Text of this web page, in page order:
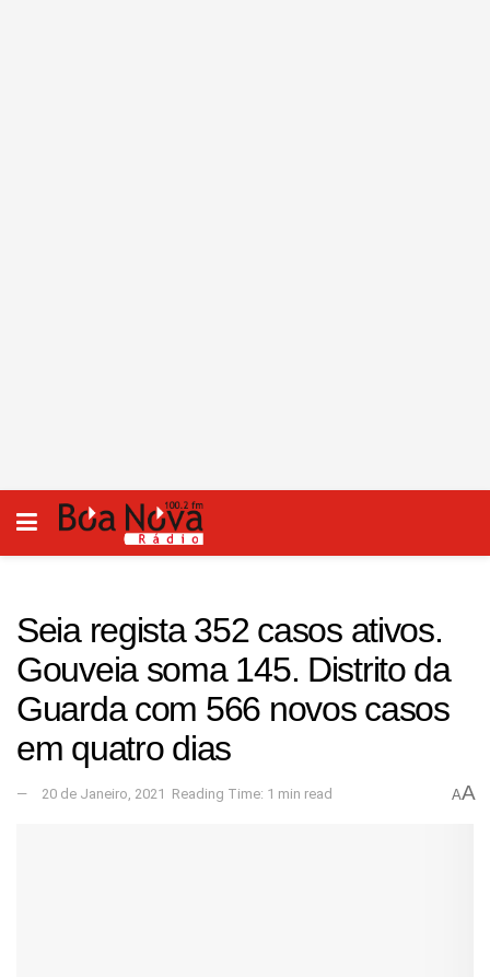
Seia regista 352 casos ativos.
Gouveia soma 145. Distrito da
Guarda com 566 novos casos
em quatro dias
20 de Janeiro, 2021 Reading Time: 1 min read AA